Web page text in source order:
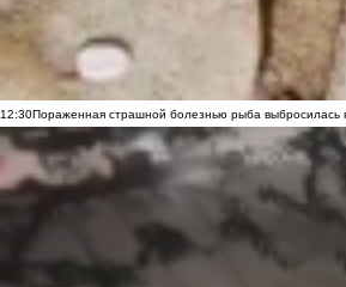
12:30Пораженная страшной болезнью рыба выбросилась